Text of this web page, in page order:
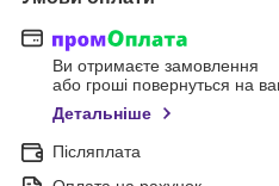
Ви отримаєте замовлення
або гроші повернуться на
Детальніше
Післяплата